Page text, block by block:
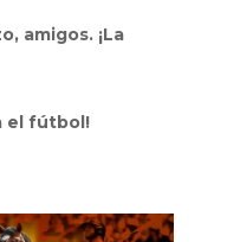
amigos. ¡La
el fútbol!